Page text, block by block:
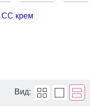
СС крем
Вид: